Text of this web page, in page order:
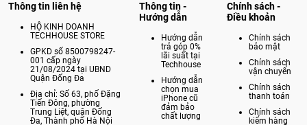
Thông tin liên hệ
HỘ KINH DOANH
TECHHOUSE STORE
GPKD số 8500798247-
001 cấp ngày
21/08/2024 tại UBND
Quận Đống Đa
Địa chỉ: Số 63, phố Đặng
Tiến Đông, phường
Trung Liệt, quận Đống
Đa, Thành phố Hà Nội
Thông tin -
Hướng dẫn
Hướng dẫn
trả góp 0%
lãi suất tại
Techhouse
Hướng dẫn
chọn mua
iPhone cũ
đảm bảo
chất lượng
Chính sách -
Điều khoản
Chính sách
bảo mật
Chính sách
vận chuyển
Chính sách
thanh toán
Chính sách
kiểm hàng